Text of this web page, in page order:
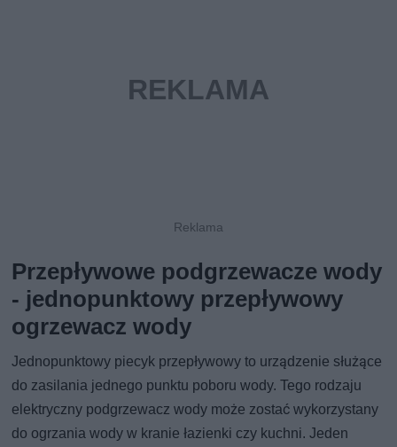
Przepływowe podgrzewacze wody
- jednopunktowy przepływowy
ogrzewacz wody
Jednopunktowy piecyk przepływowy to urządzenie służące
do zasilania jednego punktu poboru wody. Tego rodzaju
elektryczny podgrzewacz wody może zostać wykorzystany
do ogrzania wody w kranie łazienki czy kuchni. Jeden